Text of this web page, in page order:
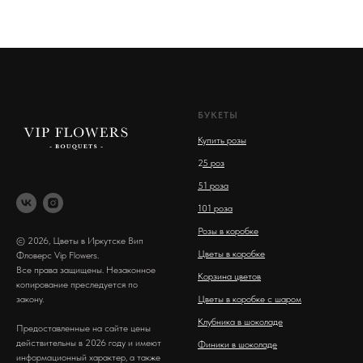
© 2026, Цветы в Иркутске Вип
Фловерс Vip Flowers.
Все права защищены. Незаконное
копирование преследуется по
закону.
Предоставленные на сайте цены
действительны в 2026 году и имеют
информационный характер, а также
БУКЕТЫ
Купить розы
25 роз
51 роза
101 роза
Розы в коробке
Цветы в коробке
Корзина цветов
Цветы в коробке с шаром
Клубника в шоколаде
Финики в шоколаде